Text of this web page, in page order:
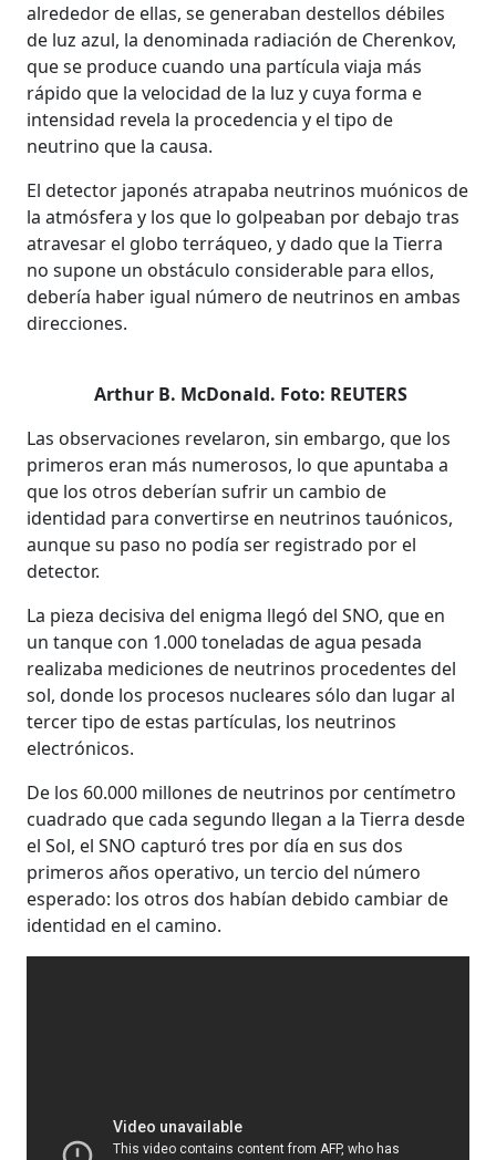
alrededor de ellas, se generaban destellos débiles
de luz azul, la denominada radiación de Cherenkov,
que se produce cuando una partícula viaja más
rápido que la velocidad de la luz y cuya forma e
intensidad revela la procedencia y el tipo de
neutrino que la causa.
El detector japonés atrapaba neutrinos muónicos de
la atmósfera y los que lo golpeaban por debajo tras
atravesar el globo terráqueo, y dado que la Tierra
no supone un obstáculo considerable para ellos,
debería haber igual número de neutrinos en ambas
direcciones.
Arthur B. McDonald. Foto: REUTERS
Las observaciones revelaron, sin embargo, que los
primeros eran más numerosos, lo que apuntaba a
que los otros deberían sufrir un cambio de
identidad para convertirse en neutrinos tauónicos,
aunque su paso no podía ser registrado por el
detector.
La pieza decisiva del enigma llegó del SNO, que en
un tanque con 1.000 toneladas de agua pesada
realizaba mediciones de neutrinos procedentes del
sol, donde los procesos nucleares sólo dan lugar al
tercer tipo de estas partículas, los neutrinos
electrónicos.
De los 60.000 millones de neutrinos por centímetro
cuadrado que cada segundo llegan a la Tierra desde
el Sol, el SNO capturó tres por día en sus dos
primeros años operativo, un tercio del número
esperado: los otros dos habían debido cambiar de
identidad en el camino.